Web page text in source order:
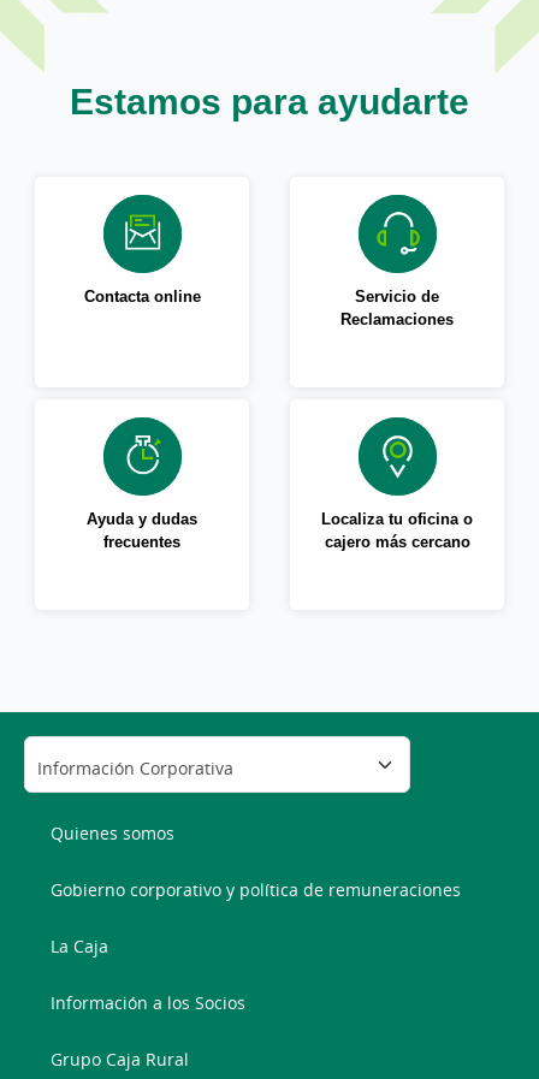
Estamos para ayudarte
Contacta online
Servicio de
Reclamaciones
Ayuda y dudas
frecuentes
Localiza tu oficina o
cajero más cercano
Quienes somos
Gobierno corporativo y política de remuneraciones
La Caja
Información a los Socios
Grupo Caja Rural